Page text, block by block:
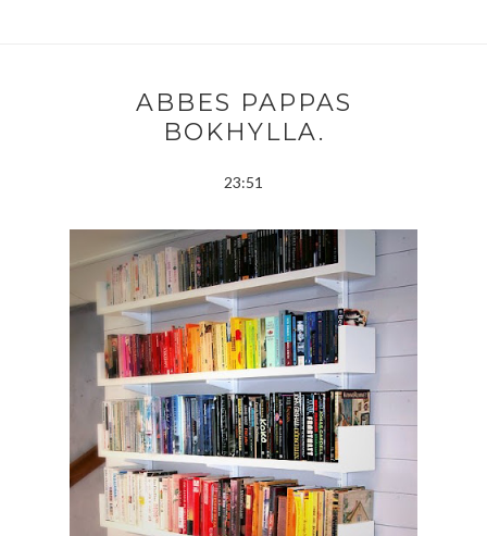
ABBES PAPPAS
BOKHYLLA.
23:51